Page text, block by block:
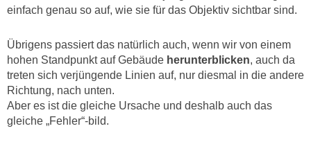
einfach genau so auf, wie sie für das Objektiv sichtbar sind.
Übrigens passiert das natürlich auch, wenn wir von einem
hohen Standpunkt auf Gebäude herunterblicken, auch da
treten sich verjüngende Linien auf, nur diesmal in die andere
Richtung, nach unten.
Aber es ist die gleiche Ursache und deshalb auch das
gleiche „Fehler“-bild.